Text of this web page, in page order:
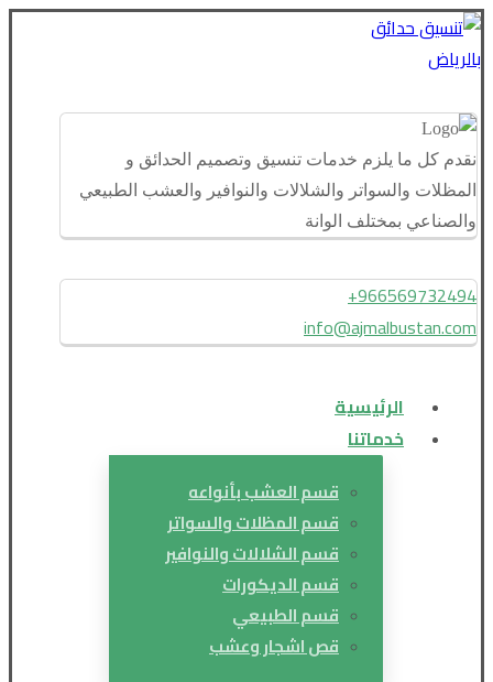
نقدم كل ما يلزم خدمات تنسيق وتصميم الحدائق و
المظلات والسواتر والشلالات والنوافير والعشب الطبيعي
والصناعي بمختلف الوانة
966569732494+
info@ajmalbustan.com
الرئيسية
خدماتنا
قسم العشب بأنواعه
قسم المظلات والسواتر
قسم الشلالات والنوافير
قسم الديكورات
قسم الطبيعي
قص اشجار وعشب